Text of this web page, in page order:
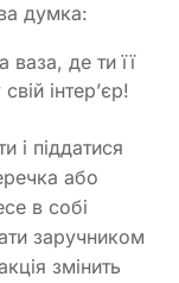
думка:
де ти її
інтер’єр!
і піддатися
або
в собі
заручником
змінить